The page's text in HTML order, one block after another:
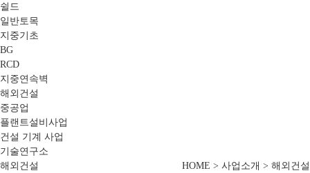
쉴드
일반토목
지중기초
BG
RCD
지중연속벽
해외건설
중공업
플랜트설비사업
건설 기계 사업
기술연구소
해외건설
HOME > 사업소개 > 해외건설